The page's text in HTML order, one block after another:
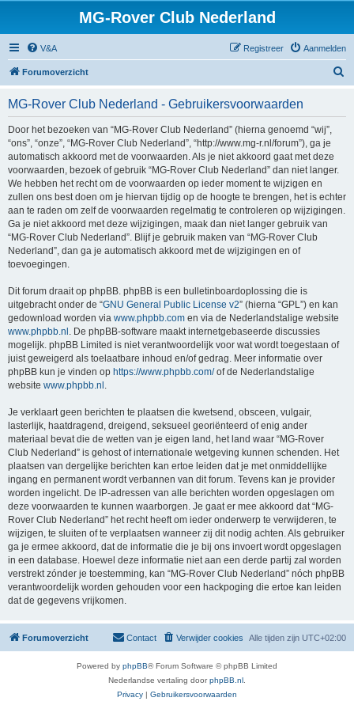
MG-Rover Club Nederland
V&A Aanmelden
Registreer
Forumoverzicht
MG-Rover Club Nederland - Gebruikersvoorwaarden
Door het bezoeken van “MG-Rover Club Nederland” (hierna genoemd “wij”,
“ons”, “onze”, “MG-Rover Club Nederland”, “http://www.mg-r.nl/forum”), ga je
automatisch akkoord met de voorwaarden. Als je niet akkoord gaat met deze
voorwaarden, bezoek of gebruik “MG-Rover Club Nederland” dan niet langer.
We hebben het recht om de voorwaarden op ieder moment te wijzigen en
zullen ons best doen om je hiervan tijdig op de hoogte te brengen, het is echter
aan te raden om zelf de voorwaarden regelmatig te controleren op wijzigingen.
Ga je niet akkoord met deze wijzigingen, maak dan niet langer gebruik van
“MG-Rover Club Nederland”. Blijf je gebruik maken van “MG-Rover Club
Nederland”, dan ga je automatisch akkoord met de wijzigingen en of
toevoegingen.
Dit forum draait op phpBB. phpBB is een bulletinboardoplossing die is
uitgebracht onder de “GNU General Public License v2” (hierna “GPL”) en kan
gedownload worden via www.phpbb.com en via de Nederlandstalige website
www.phpbb.nl . De phpBB-software maakt internetgebaseerde discussies
mogelijk. phpBB Limited is niet verantwoordelijk voor wat wordt toegestaan of
juist geweigerd als toelaatbare inhoud en/of gedrag. Meer informatie over
phpBB kun je vinden op https://www.phpbb.com/of de Nederlandstalige
website www.phpbb.nl .
Je verklaart geen berichten te plaatsen die kwetsend, obsceen, vulgair,
lasterlijk, haatdragend, dreigend, seksueel georiënteerd of enig ander
materiaal bevat die de wetten van je eigen land, het land waar “MG-Rover
Club Nederland” is gehost of internationale wetgeving kunnen schenden. Het
plaatsen van dergelijke berichten kan ertoe leiden dat je met onmiddellijke
ingang en permanent wordt verbannen van dit forum. Tevens kan je provider
worden ingelicht. De IP-adressen van alle berichten worden opgeslagen om
deze voorwaarden te kunnen waarborgen. Je gaat er mee akkoord dat “MG-
Rover Club Nederland” het recht heeft om ieder onderwerp te verwijderen, te
wijzigen, te sluiten of te verplaatsen wanneer zij dit nodig achten. Als gebruiker
ga je ermee akkoord, dat de informatie die je bij ons invoert wordt opgeslagen
in een database. Hoewel deze informatie niet aan een derde partij zal worden
verstrekt zónder je toestemming, kan “MG-Rover Club Nederland” nóch phpBB
verantwoordelijk worden gehouden voor een hackpoging die ertoe kan leiden
dat de gegevens vrijkomen.
Forumoverzicht Alle tijden zijn UTC+02:00
Verwijder cookies
Contact
Powered by phpBB® Forum Software © phpBB Limited
Nederlandse vertaling doorphpBB.nl
Privacy | Gebruikersvoorwaarden